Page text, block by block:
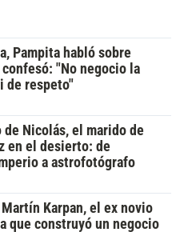
Pampita habló sobre
"No negocio la
de respeto"
de Nicolás, el marido de
en el desierto: de
a astrofotógrafo
Karpan, el ex novio
que construyó un negocio